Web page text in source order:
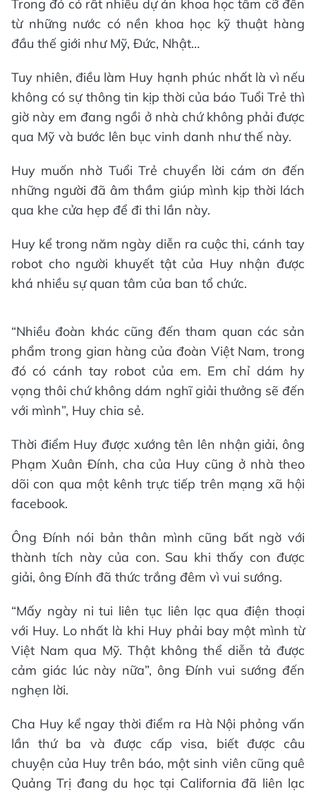
Trong đó có rất nhiều dự án khoa học tầm cỡ đến
từ những nước có nền khoa học kỹ thuật hàng
đầu thế giới như Mỹ, Đức, Nhật…
Tuy nhiên, điều làm Huy hạnh phúc nhất là vì nếu
không có sự thông tin kịp thời của báo Tuổi Trẻ thì
giờ này em đang ngồi ở nhà chứ không phải được
qua Mỹ và bước lên bục vinh danh như thế này.
Huy muốn nhờ Tuổi Trẻ chuyển lời cám ơn đến
những người đã âm thầm giúp mình kịp thời lách
qua khe cửa hẹp để đi thi lần này.
Huy kể trong năm ngày diễn ra cuộc thi, cánh tay
robot cho người khuyết tật của Huy nhận được
khá nhiều sự quan tâm của ban tổ chức.
“Nhiều đoàn khác cũng đến tham quan các sản
phẩm trong gian hàng của đoàn Việt Nam, trong
đó có cánh tay robot của em. Em chỉ dám hy
vọng thôi chứ không dám nghĩ giải thưởng sẽ đến
với mình”, Huy chia sẻ.
Thời điểm Huy được xướng tên lên nhận giải, ông
Phạm Xuân Đính, cha của Huy cũng ở nhà theo
dõi con qua một kênh trực tiếp trên mạng xã hội
facebook.
Ông Đính nói bản thân mình cũng bất ngờ với
thành tích này của con. Sau khi thấy con được
giải, ông Đính đã thức trắng đêm vì vui sướng.
“Mấy ngày ni tui liên tục liên lạc qua điện thoại
với Huy. Lo nhất là khi Huy phải bay một mình từ
Việt Nam qua Mỹ. Thật không thể diễn tả được
cảm giác lúc này nữa”, ông Đính vui sướng đến
nghẹn lời.
Cha Huy kể ngay thời điểm ra Hà Nội phỏng vấn
lần thứ ba và được cấp visa, biết được câu
chuyện của Huy trên báo, một sinh viên cũng quê
Quảng Trị đang du học tại California đã liên lạc